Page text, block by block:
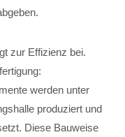
zur Effizienz bei.
werden unter
produziert und
Diese Bauweise